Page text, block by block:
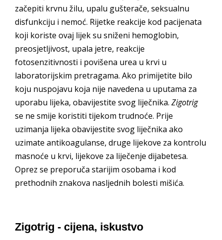
začepiti krvnu žilu, upalu gušterače, seksualnu
disfunkciju i nemoć. Rijetke reakcije kod pacijenata
koji koriste ovaj lijek su sniženi hemoglobin,
preosjetljivost, upala jetre, reakcije
fotosenzitivnosti i povišena urea u krvi u
laboratorijskim pretragama. Ako primijetite bilo
koju nuspojavu koja nije navedena u uputama za
uporabu lijeka, obavijestite svog liječnika. Zigotrig
se ne smije koristiti tijekom trudnoće. Prije
uzimanja lijeka obavijestite svog liječnika ako
uzimate antikoagulanse, druge lijekove za kontrolu
masnoće u krvi, lijekove za liječenje dijabetesa.
Oprez se preporuča starijim osobama i kod
prethodnih znakova nasljednih bolesti mišića.
Zigotrig - cijena, iskustvo